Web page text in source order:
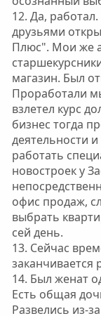
12. Да,
друзьями
Плюс". Мои же
магазин. Был
Проработали
взлетел курс
бизнес тогда
деятельности
работать
новостроек у
офис продаж,
выбрать
сей день.
13. Сейчас
заканчивается
14. Был женат
Есть общая
Развелись из-